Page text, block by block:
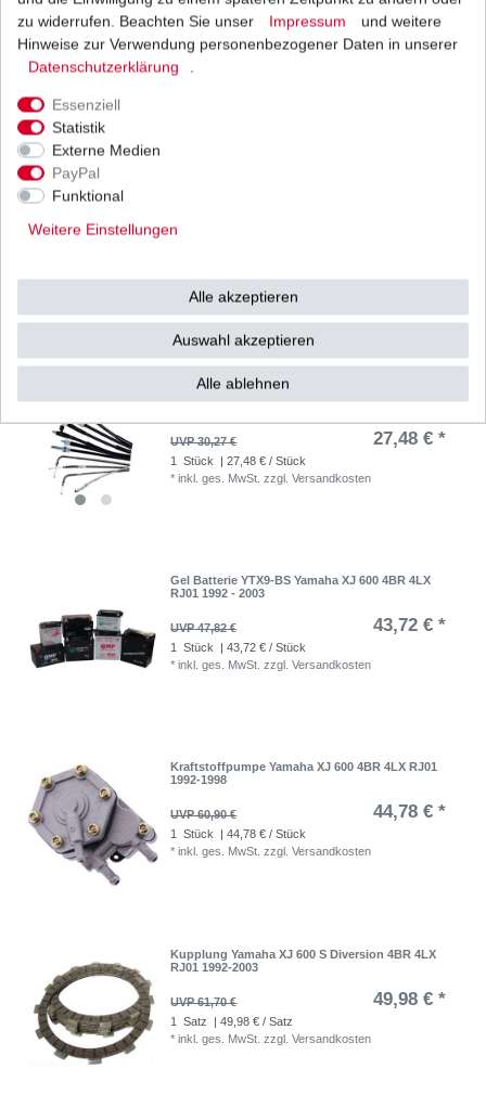
DID Kettensatz Yamaha XJ 600 4BR 4LX RJ01
1992-2003 520 VX verst. B&S
UVP 140,28 €
inkl. ges. MwSt.zzgl.
Gaszug Satz Yamaha XJ600 S Diversion 4BR
UVP 30,27 € 27,48 € *
1 Stück
| 27,48 € / Stück
*inkl. ges. MwSt. zzgl.Versandkosten
Gel Batterie YTX9-BS Yamaha XJ 600 4BR 4LX
RJ01 1992 - 2003
UVP 47,82 € 43,72 € *
1 Stück
| 43,72 € / Stück
*inkl. ges. MwSt. zzgl.Versandkosten
Kraftstoffpumpe Yamaha XJ 600 4BR 4LX RJ01
1992-1998
UVP 60,90 € 44,78 € *
1 Stück
| 44,78 € / Stück
*inkl. ges. MwSt. zzgl.Versandkosten
Kupplung Yamaha XJ 600 S Diversion 4BR 4LX
RJ01 1992-2003
UVP 61,70 € 49,98 € *
1 Satz
| 49,98 € / Satz
*inkl. ges. MwSt. zzgl.Versandkosten
zu widerrufen. Beachten Sie unser
Impressum
und weitere
Hinweise zur Verwendung personenbezogener Daten in unserer
Daten­schutz­erklärung
Essenziell
Statistik
Externe Medien
PayPal
Funktional
Weitere Einstellungen
Alle akzeptieren
Auswahl akzeptieren
Alle ablehnen